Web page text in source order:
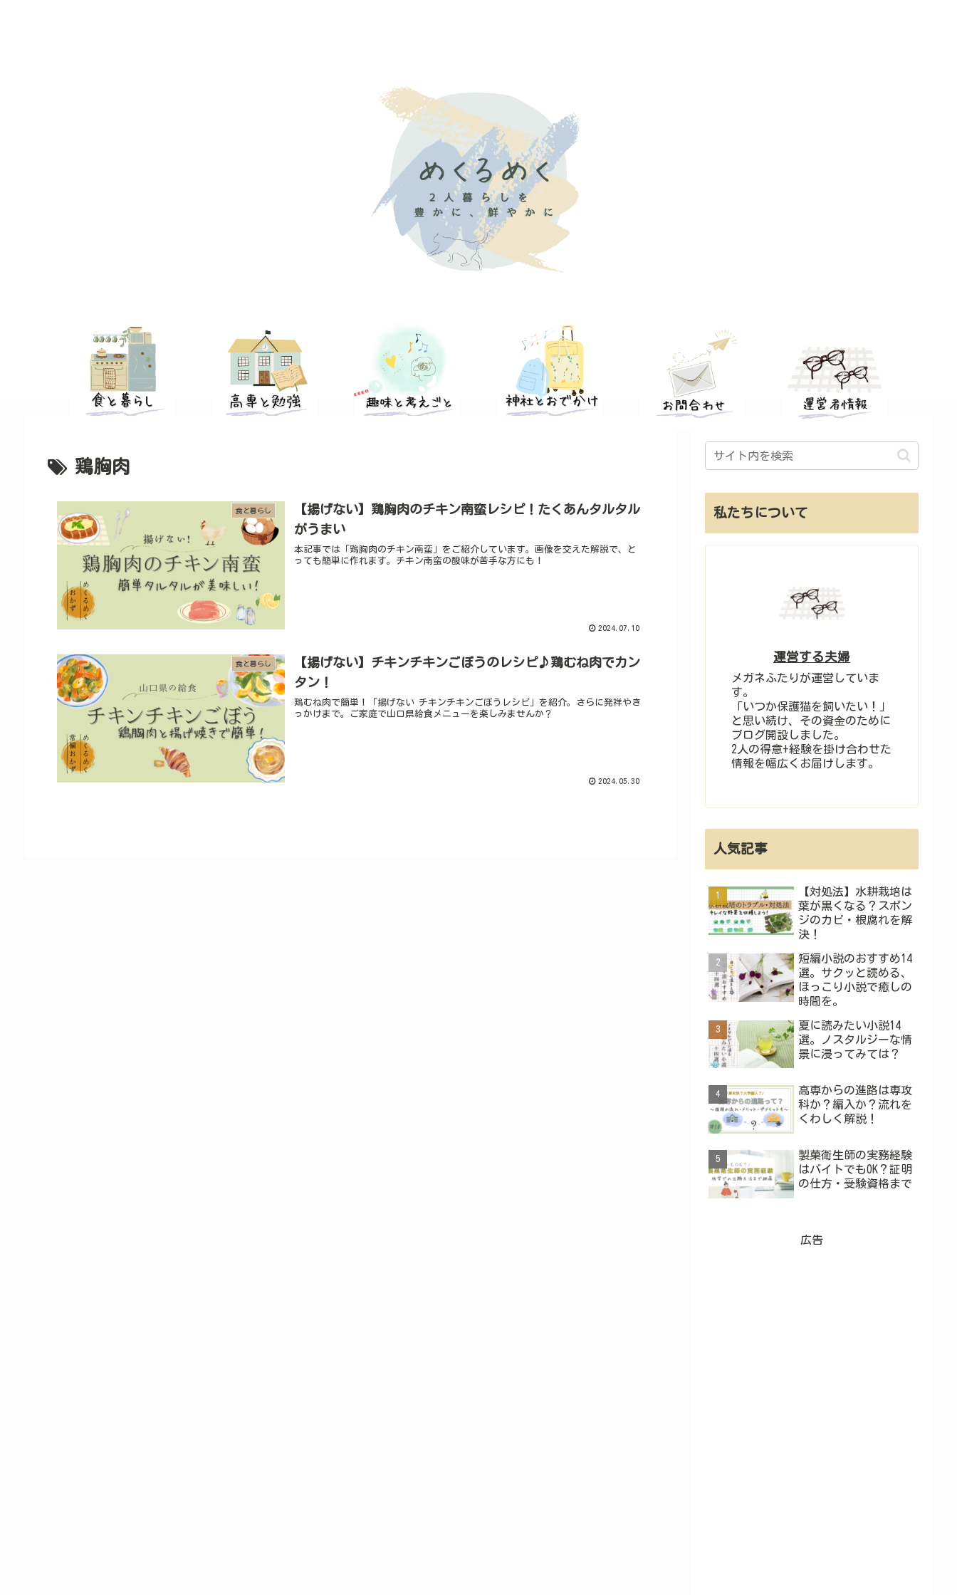
鶏胸肉
食と暮らし
【揚げない】鶏胸肉のチキン南蛮レシピ！たくあんタルタル
がうまい
本記事では「鶏胸肉のチキン南蛮」をご紹介しています。画像を交えた解説で、と
っても簡単に作れます。チキン南蛮の酸味が苦手な方にも！
2024.07.10
食と暮らし
【揚げない】チキンチキンごぼうのレシピ♪鶏むね肉でカン
タン！
鶏むね肉で簡単！「揚げない チキンチキンごぼうレシピ」を紹介。さらに発祥やき
っかけまで。ご家庭で山口県給食メニューを楽しみませんか？
2024.05.30
私たちについて
運営する夫婦
メガネふたりが運営していま
す。
「いつか保護猫を飼いたい！」
と思い続け、その資金のために
ブログ開設しました。
2人の得意+経験を掛け合わせた
情報を幅広くお届けします。
人気記事
【対処法】水耕栽培は
葉が黒くなる？スポン
ジのカビ・根腐れを解
決！
短編小説のおすすめ14
選。サクッと読める、
ほっこり小説で癒しの
時間を。
夏に読みたい小説14
選。ノスタルジーな情
景に浸ってみては？
高専からの進路は専攻
科か？編入か？流れを
くわしく解説！
製菓衛生師の実務経験
はバイトでもOK？証明
の仕方・受験資格まで
広告